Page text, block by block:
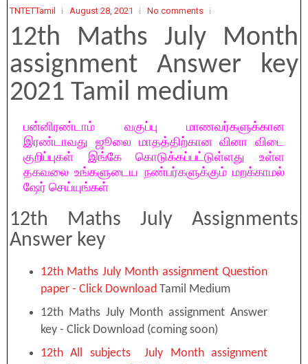
TNTETTamil August 28, 2021 No comments
12th Maths July Month
assignment Answer key
2021 Tamil medium
பன்னிரண்டாம் வகுப்பு மாணவர்களுக்கான
இரண்டாவது ஜூலை மாதத்திற்கான வினா விடை
குறிப்புகள் இங்கே கொடுக்கப்பட்டுள்ளது உள்ள
தகவலை உங்களுடைய நண்பர்களுக்கும் மறக்காமல்
ஷேர் செய்யுங்கள்
12th Maths July Assignments
Answer key
12th Maths July Month assignment Question
paper - Click Download Tamil Medium
12th Maths July Month assignment Answer
key - Click Download (coming soon)
12th All subjects July Month assignment